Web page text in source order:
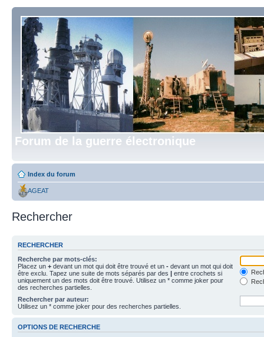
Forum de la guerre électronique
Index du forum
AGEAT
Rechercher
RECHERCHER
Recherche par mots-clés:
Placez un + devant un mot qui doit être trouvé et un - devant un mot qui doit
être exclu. Tapez une suite de mots séparés par des | entre crochets si
uniquement un des mots doit être trouvé. Utilisez un * comme joker pour
des recherches partielles.
Rechercher par auteur:
Utilisez un * comme joker pour des recherches partielles.
OPTIONS DE RECHERCHE